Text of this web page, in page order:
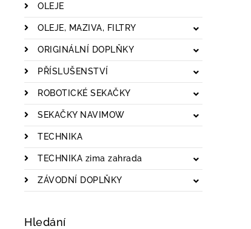
OLEJE
OLEJE, MAZIVA, FILTRY
ORIGINÁLNÍ DOPLŇKY
PŘÍSLUŠENSTVÍ
ROBOTICKÉ SEKAČKY
SEKAČKY NAVIMOW
TECHNIKA
TECHNIKA zima zahrada
ZÁVODNÍ DOPLŇKY
Hledání